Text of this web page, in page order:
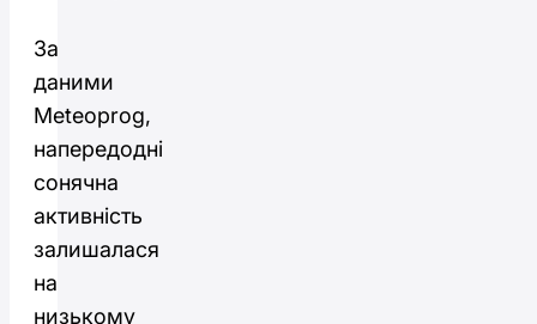
За
даними
Meteoprog,
напередодні
сонячна
активність
залишалася
на
низькому